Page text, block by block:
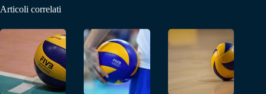
Articoli correlati